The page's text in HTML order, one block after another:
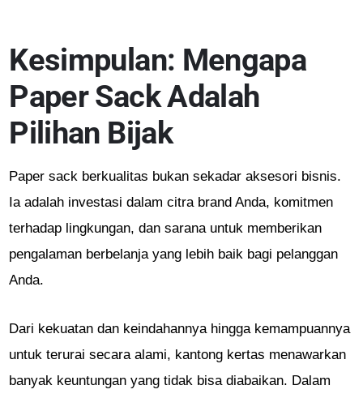
Kesimpulan: Mengapa
Paper Sack Adalah
Pilihan Bijak
Paper sack berkualitas bukan sekadar aksesori bisnis.
Ia adalah investasi dalam citra brand Anda, komitmen
terhadap lingkungan, dan sarana untuk memberikan
pengalaman berbelanja yang lebih baik bagi pelanggan
Anda.
Dari kekuatan dan keindahannya hingga kemampuannya
untuk terurai secara alami, kantong kertas menawarkan
banyak keuntungan yang tidak bisa diabaikan. Dalam